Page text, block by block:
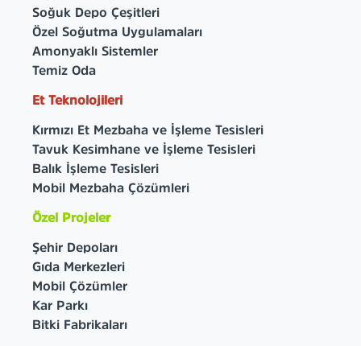
Soğuk Depo Çeşitleri
Özel Soğutma Uygulamaları
Amonyaklı Sistemler
Temiz Oda
Et Teknolojileri
Kırmızı Et Mezbaha ve İşleme Tesisleri
Tavuk Kesimhane ve İşleme Tesisleri
Balık İşleme Tesisleri
Mobil Mezbaha Çözümleri
Özel Projeler
Şehir Depoları
Gıda Merkezleri
Mobil Çözümler
Kar Parkı
Bitki Fabrikaları